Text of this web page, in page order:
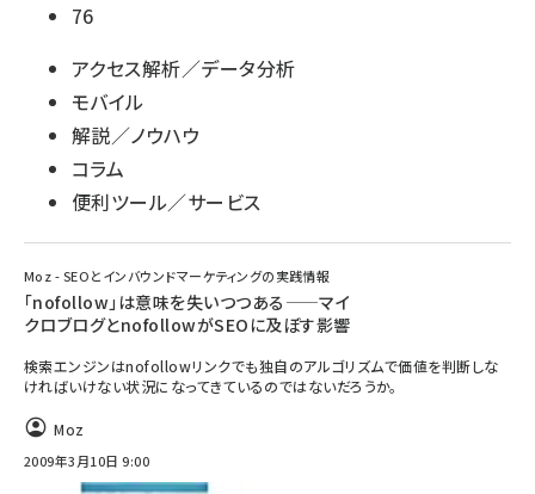
76
アクセス解析／データ分析
モバイル
解説／ノウハウ
コラム
便利ツール／サービス
Moz - SEOとインバウンドマーケティングの実践情報
「nofollow」は意味を失いつつある——マイ
クロブログとnofollowがSEOに及ぼす影響
検索エンジンはnofollowリンクでも独自のアルゴリズムで価値を判断しな
ければいけない状況になってきているのではないだろうか。
Moz
2009年3月10日 9:00